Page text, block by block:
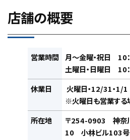
店舗の概要
営業時間
月～金曜・祝日 10
土曜日・日曜日 10
休業日
火曜日・12/31・1/1
※火曜日も営業する
所在地
〒254-0903 神奈
10 小林ビル103号